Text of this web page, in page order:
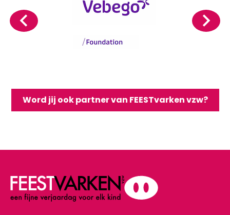
Word jij ook partner van FEESTvarken vzw?